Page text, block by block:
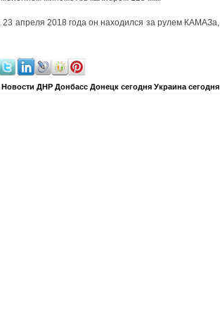
апреля 2018 года он находился за рулем КАМАЗа,
Новости ДНР Донбасс Донецк сегодня Украина сегодня